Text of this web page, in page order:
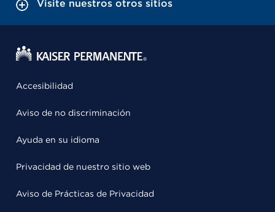
Visite nuestros otros sitios
Accesibilidad
Aviso de no discriminación
Ayuda en su idioma
Privacidad de nuestro sitio web
Aviso de Prácticas de Privacidad